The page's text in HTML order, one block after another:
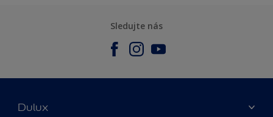
Sledujte nás
Dulux